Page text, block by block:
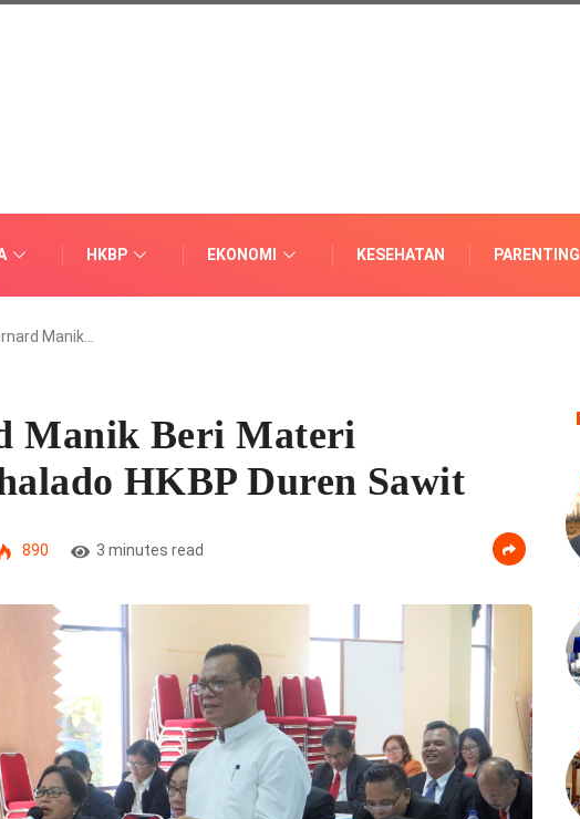
HKBP EKONOMI KESEHATAN PARENTING
Manik…
Manik Beri Materi
HKBP Duren Sawit
890 3 minutes read